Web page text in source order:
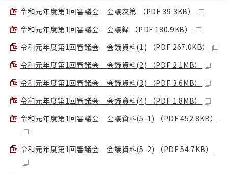
令和元年度第1回審議会 会議次第 （PDF 39.3KB）
令和元年度第1回審議会 会議録 （PDF 180.9KB）
令和元年度第1回審議会 会議資料(1) （PDF 267.0KB）
令和元年度第1回審議会 会議資料(2) （PDF 2.1MB）
令和元年度第1回審議会 会議資料(3) （PDF 3.6MB）
令和元年度第1回審議会 会議資料(4) （PDF 1.8MB）
令和元年度第1回審議会 会議資料(5-1) （PDF 452.8KB）
令和元年度第1回審議会 会議資料(5-2) （PDF 54.7KB）